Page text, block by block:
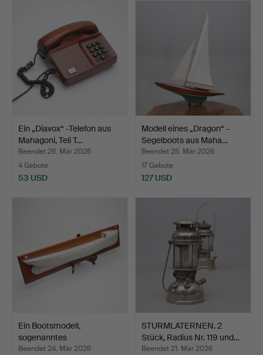
Ein „Diavox“ -Telefon aus
Mahagoni, Teli T…
Beendet 26. Mär 2026
4 Gebote
53 USD
Modell eines „Dragon“ -
Segelboots aus Maha…
Beendet 25. Mär 2026
17 Gebote
127 USD
Ein Bootsmodell,
sogenanntes
Halbbootmodel…
Beendet 24. Mär 2026
STURMLATERNEN. 2
Stück, Radius Nr. 119 und…
Beendet 21. Mär 2026